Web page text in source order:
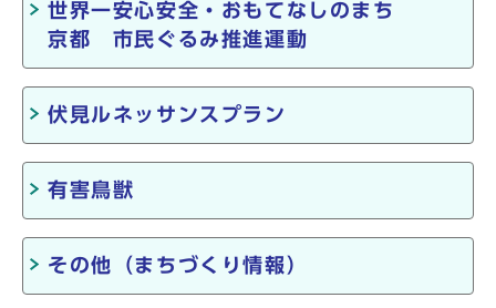
世界一安心安全・おもてなしのまち
京都 市民ぐるみ推進運動
伏見ルネッサンスプラン
有害鳥獣
その他（まちづくり情報）